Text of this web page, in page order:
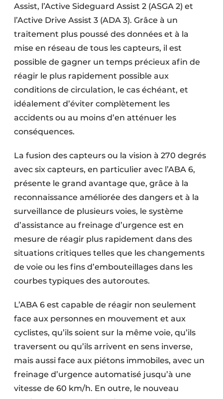
Assist, l’Active Sideguard Assist 2 (ASGA 2) et
l’Active Drive Assist 3 (ADA 3). Grâce à un
traitement plus poussé des données et à la
mise en réseau de tous les capteurs, il est
possible de gagner un temps précieux afin de
réagir le plus rapidement possible aux
conditions de circulation, le cas échéant, et
idéalement d’éviter complètement les
accidents ou au moins d’en atténuer les
conséquences.
La fusion des capteurs ou la vision à 270 degrés
avec six capteurs, en particulier avec l’ABA 6,
présente le grand avantage que, grâce à la
reconnaissance améliorée des dangers et à la
surveillance de plusieurs voies, le système
d’assistance au freinage d’urgence est en
mesure de réagir plus rapidement dans des
situations critiques telles que les changements
de voie ou les fins d’embouteillages dans les
courbes typiques des autoroutes.
L’ABA 6 est capable de réagir non seulement
face aux personnes en mouvement et aux
cyclistes, qu’ils soient sur la même voie, qu’ils
traversent ou qu’ils arrivent en sens inverse,
mais aussi face aux piétons immobiles, avec un
freinage d’urgence automatisé jusqu’à une
vitesse de 60 km/h. En outre, le nouveau